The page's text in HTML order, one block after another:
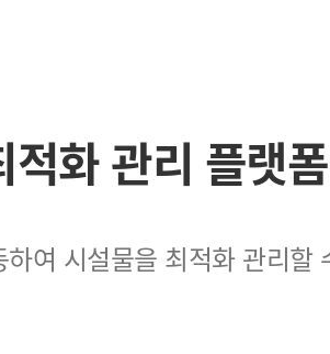
적화 관리 플랫폼
여 시설물을 최적화 관리할